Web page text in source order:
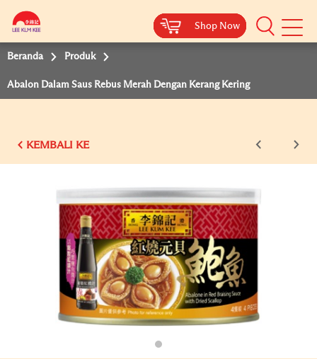
Shop Now
Shop Now
Shop Now
Shop Now
Shop Now
Beranda Produk
Abalon Dalam Saus Rebus Merah Dengan Kerang Kering
KEMBALI KE